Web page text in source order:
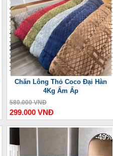
Chăn Lông Thỏ Coco Đại Hàn
4Kg Ấm Ấp
580.000 VNĐ
299.000 VNĐ
-49%